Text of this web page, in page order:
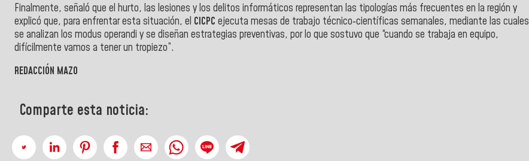
Finalmente, señaló que el hurto, las lesiones y los delitos informáticos representan las tipologías más frecuentes en la región y
explicó que, para enfrentar esta situación, el CICPC ejecuta mesas de trabajo técnico‑científicas semanales, mediante las cuales
se analizan los modus operandi y se diseñan estrategias preventivas, por lo que sostuvo que “cuando se trabaja en equipo,
difícilmente vamos a tener un tropiezo”.
REDACCIÓN MAZO
Comparte esta noticia: